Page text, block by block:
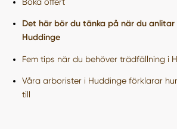
Det här bör du tänka på när du
Huddinge
Fem tips när du behöver trädfällning i
Våra arborister i Huddinge förklarar
till